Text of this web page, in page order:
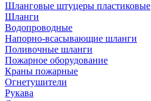
Шланговые штуцеры пластиковые
Шланги
Водопроводные
Напорно-всасывающие шланги
Поливочные шланги
Пожарное оборудование
Краны пожарные
Огнетушители
Рукава